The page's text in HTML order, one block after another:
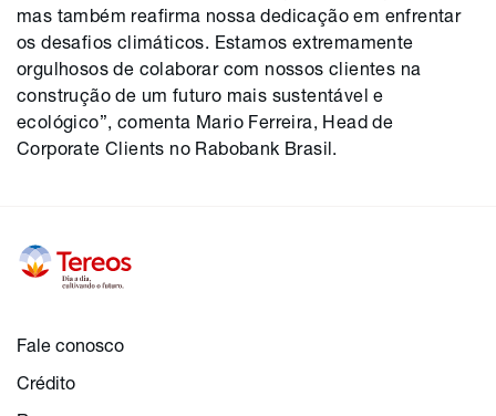
mas também reafirma nossa dedicação em enfrentar
os desafios climáticos. Estamos extremamente
orgulhosos de colaborar com nossos clientes na
construção de um futuro mais sustentável e
ecológico”, comenta Mario Ferreira, Head de
Corporate Clients no Rabobank Brasil.
Fale conosco
Crédito